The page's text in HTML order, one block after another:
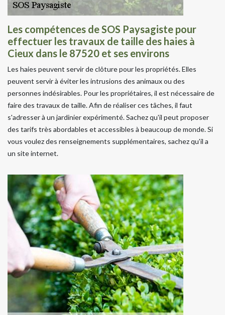
Les compétences de SOS Paysagiste pour
effectuer les travaux de taille des haies à
Cieux dans le 87520 et ses environs
Les haies peuvent servir de clôture pour les propriétés. Elles
peuvent servir à éviter les intrusions des animaux ou des
personnes indésirables. Pour les propriétaires, il est nécessaire de
faire des travaux de taille. Afin de réaliser ces tâches, il faut
s'adresser à un jardinier expérimenté. Sachez qu'il peut proposer
des tarifs très abordables et accessibles à beaucoup de monde. Si
vous voulez des renseignements supplémentaires, sachez qu'il a
un site internet.